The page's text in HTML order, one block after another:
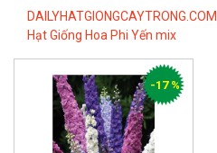
DAILYHATGIONGCAYTRONG.COM
Hạt Giống Hoa Phi Yến mix
-17 %